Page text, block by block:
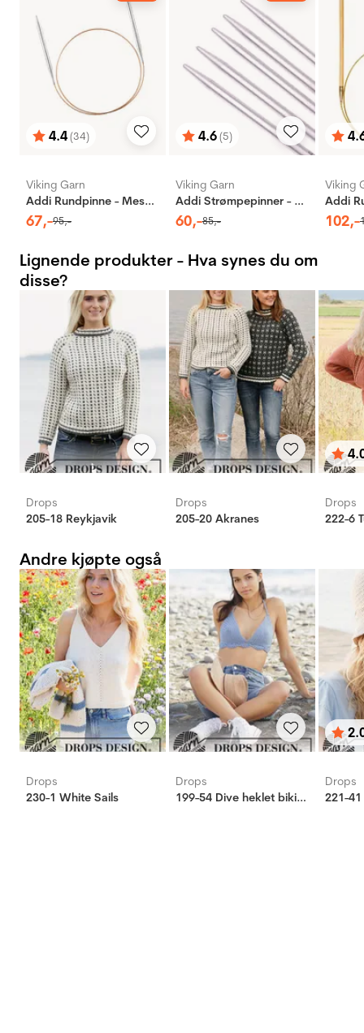
Karakter:
4.4(34)
av 5 mulige
Viking Garn
Addi Rundpinne - Messing
67,-95,-
Karakter:
4.6(5)
av 5 mulige
Viking Garn
Addi Strømpepinner - Aluminium
60,-85,-
av 5
Viking
102,-
Lignende produkter - Hva synes du om
disse?
Drops
205-18 Reykjavik
Drops
205-20 Akranes
av 5
Drops
Andre kjøpte også
Drops
230-1 White Sails
Drops
199-54 Dive heklet bikinitopp
av 5
Drops
221-